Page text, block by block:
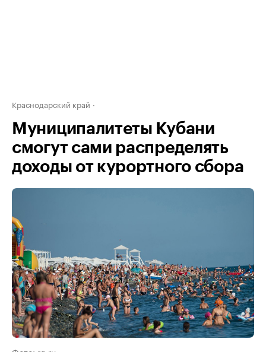
Краснодарский край
Муниципалитеты Кубани
смогут сами распределять
доходы от курортного сбора